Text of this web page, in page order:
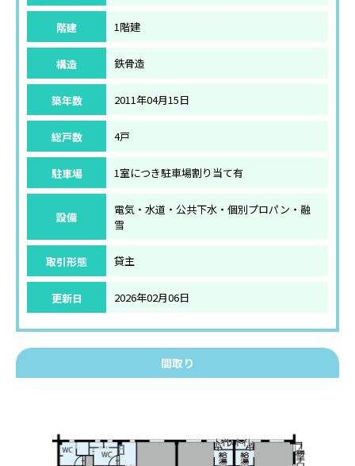
階建 1階建
構造 鉄骨造
築年数 2011年04月15日
総戸数 4戸
駐車場 1室につき駐車場割り当て有
設備
電気・水道・公共下水・個別プロパン・融
雪
取引形態 貸主
更新日 2026年02月06日
間取り